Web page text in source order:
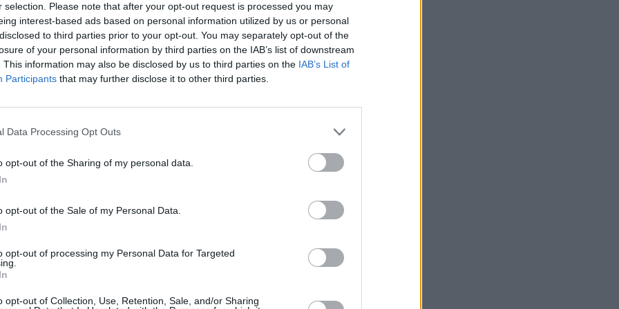
selection. Please note that after your opt-out request is processed you may
interest-based ads based on personal information utilized by us or personal
to third parties prior to your opt-out. You may separately opt-out of the
of your personal information by third parties on the IAB’s list of downstream
This information may also be disclosed by us to third parties on the IAB’s List of
Participants that may further disclose it to other third parties.
Data Processing Opt Outs
opt-out of the Sharing of my personal data.
opt-out of the Sale of my Personal Data.
opt-out of processing my Personal Data for Targeted
opt-out of Collection, Use, Retention, Sale, and/or Sharing
con uno de los
aunque su primera vuelta ha
posición, con un balance de
de juego muy consolidado y en
ofensiva es Isabelle dos
más determinantes de la
con la necesidad de sumar
su situación en la
mutuo acuerdo de Lorena
con sesiones de
mejores condiciones posibles a
con Agustina López, que
plantilla se encuentra
Louis, con 67 goles, continúa
y Enrique Javier Romero
en este 2026 ante